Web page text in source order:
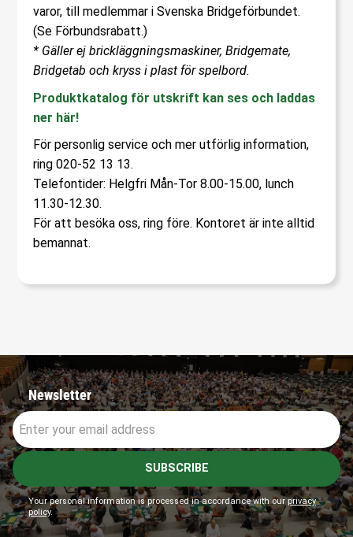
varor, till medlemmar i Svenska Bridgeförbundet.
(Se Förbundsrabatt.)
* Gäller ej brickläggningsmaskiner, Bridgemate,
Bridgetab och kryss i plast för spelbord.
Produktkatalog för utskrift kan ses och laddas
ner här!
För personlig service och mer utförlig information,
ring 020-52 13 13.
Telefontider: Helgfri Mån-Tor 8.00-15.00, lunch
11.30-12.30.
För att besöka oss, ring före. Kontoret är inte alltid
bemannat.
Newsletter
SUBSCRIBE
Your personal information is processed in accordance with ourprivacy
policy.